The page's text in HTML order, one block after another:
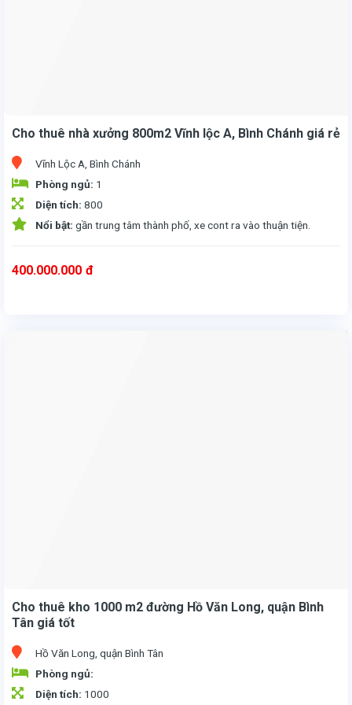
Cho thuê nhà xưởng 800m2 Vĩnh lộc A, Bình Chánh giá rẻ
Vĩnh Lộc A, Bình Chánh
Phòng ngủ: 1
Diện tích: 800
Nổi bật: gần trung tâm thành phố, xe cont ra vào thuận tiện.
400.000.000 đ
Cho thuê kho 1000 m2 đường Hồ Văn Long, quận Bình
Tân giá tốt
Hồ Văn Long, quận Bình Tân
Phòng ngủ:
Diện tích: 1000